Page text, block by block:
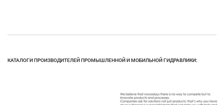
КАТАЛОГИ ПРОИЗВОДИТЕЛЕЙ ПРОМЫШЛЕННОЙ И МОБИЛЬНОЙ ГИДРАВЛИКИ: